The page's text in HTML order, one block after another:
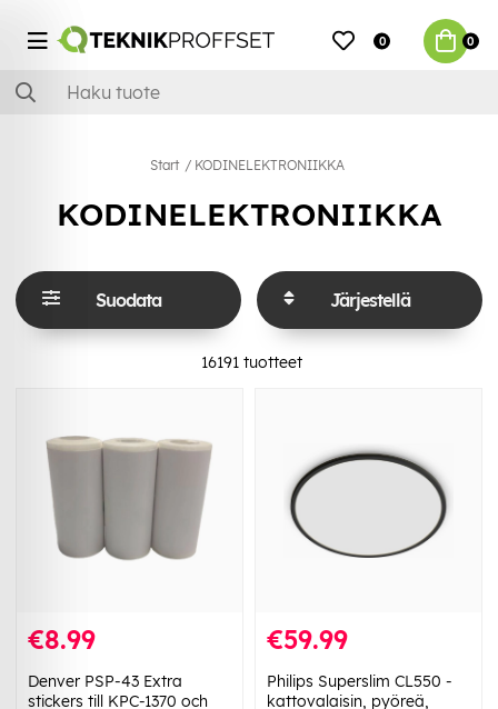
0 0
Start KODINELEKTRONIIKKA
KODINELEKTRONIIKKA
Suodata Järjestellä
16191tuotteet
€8.99
Denver PSP-43 Extra
stickers till KPC-1370 och
€59.99
Philips Superslim CL550 -
kattovalaisin, pyöreä,